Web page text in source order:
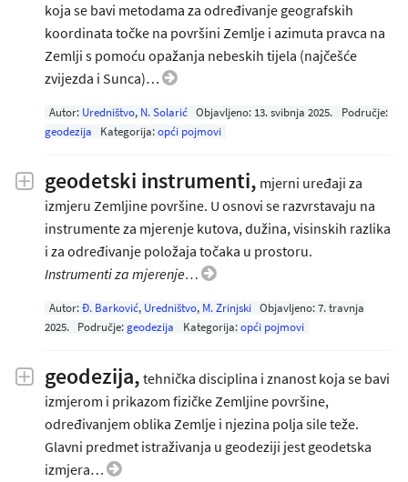
koja se bavi metodama za određivanje geografskih
koordinata točke na površini Zemlje i azimuta pravca na
Zemlji s pomoću opažanja nebeskih tijela (najčešće
zvijezda i Sunca)…
Autor: Uredništvo, N. Solarić Objavljeno: 13. svibnja 2025.
Područje:
geodezija
Kategorija:opći pojmovi
geodetski instrumenti, mjerni uređaji za
izmjeru Zemljine površine. U osnovi se razvrstavaju na
instrumente za mjerenje kutova, dužina, visinskih razlika
i za određivanje položaja točaka u prostoru.
Instrumenti za mjerenje…
Autor: Đ. Barković, Uredništvo, M. Zrinjski Objavljeno:7. travnja
2025. Područje: geodezija Kategorija: opći pojmovi
geodezija, tehnička disciplina i znanost koja se bavi
izmjerom i prikazom fizičke Zemljine površine,
određivanjem oblika Zemlje i njezina polja sile teže.
Glavni predmet istraživanja u geodeziji jest geodetska
izmjera…